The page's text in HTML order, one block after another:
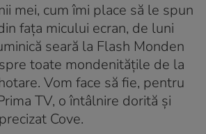
mei, cum îmi place să le spun
fața micului ecran, de luni
seară la Flash Monden
toate mondenitățile de la
Vom face să fie, pentru
TV, o întâlnire dorită și
Cove.